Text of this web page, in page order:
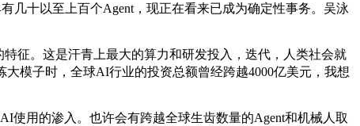
十以至上百个Agent，现正在看来已成为确定性事务。吴泳
征。这是汗青上最大的算力和研发投入，迭代，人类社会就
模子时，全球AI行业的投资总额曾经跨越4000亿美元，我想
用的渗入。也许会有跨越全球生齿数量的Agent和机械人取